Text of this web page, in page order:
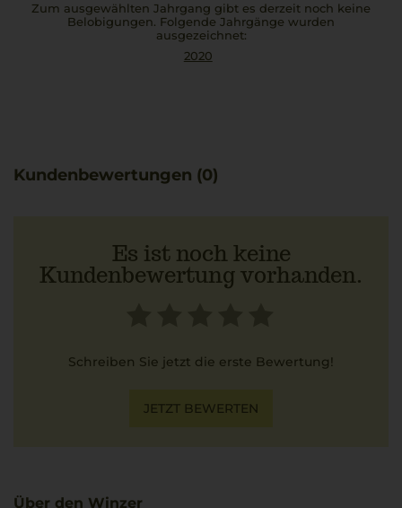
Zum ausgewählten Jahrgang gibt es derzeit noch keine
Belobigungen. Folgende Jahrgänge wurden
ausgezeichnet:
2020
Kundenbewertungen (0)
Es ist noch keine
Kundenbewertung vorhanden.
Schreiben Sie jetzt die erste Bewertung!
JETZT BEWERTEN
Über den Winzer